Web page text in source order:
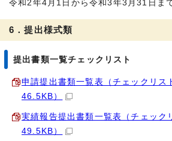
令和2年4月1日から令和3年3月31日ま
6．提出様式類
提出書類一覧チェックリスト
申請提出書類一覧表（チェックリス
46.5KB）
実績報告提出書類一覧表（チェック
49.5KB）